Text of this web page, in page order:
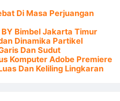
Di Masa Perjuangan
Bimbel Jakarta Timur
Dinamika Partikel
Dan Sudut
Komputer Adobe Premiere
Dan Keliling Lingkaran